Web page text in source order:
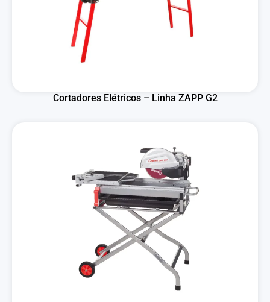
Cortadores Elétricos – Linha ZAPP G2